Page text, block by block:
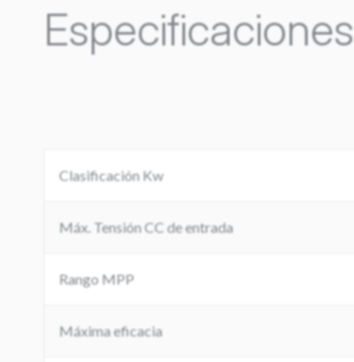
Especificaciones
Clasificación Kw
Máx. Tensión CC de entrada
Rango MPP
Máxima eficacia